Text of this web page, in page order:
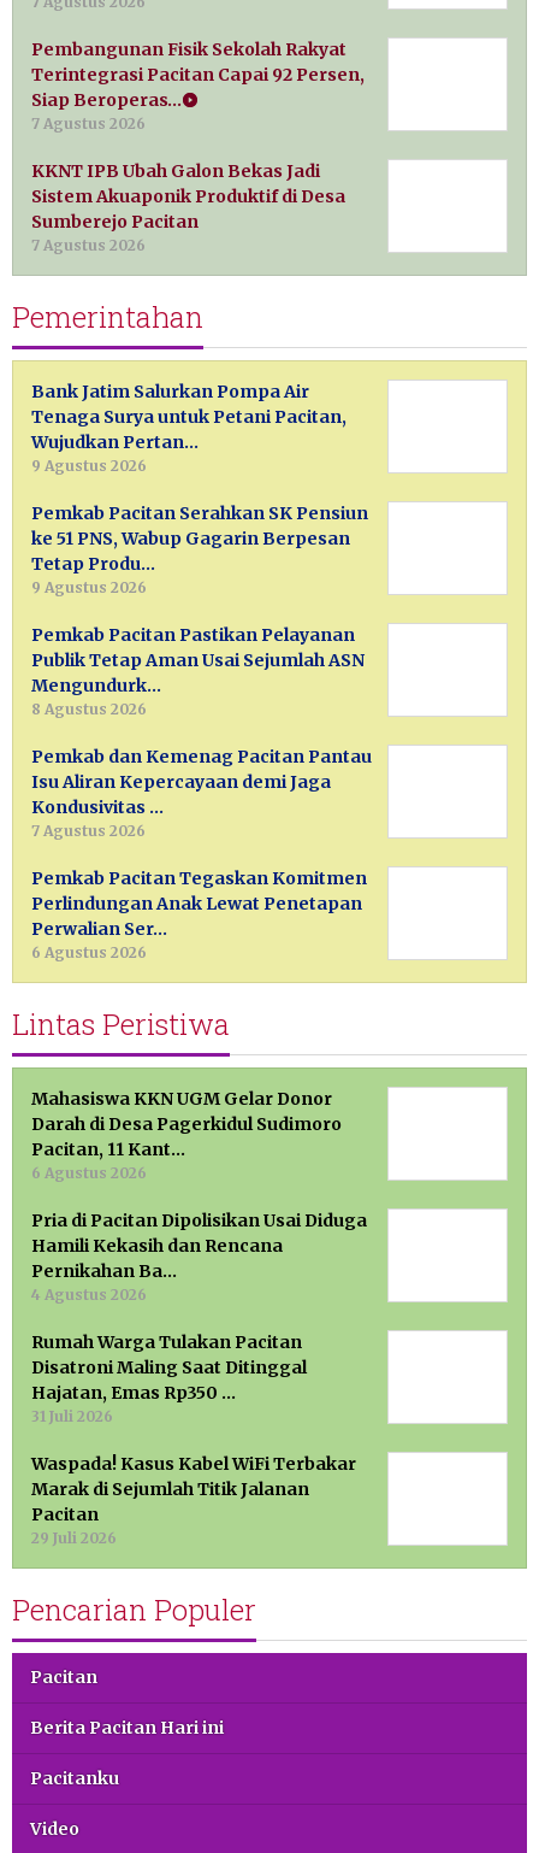
Pembangunan Fisik Sekolah Rakyat
Terintegrasi Pacitan Capai 92 Persen,
Siap Beroperas…
7 Agustus 2026
KKNT IPB Ubah Galon Bekas Jadi
Sistem Akuaponik Produktif di Desa
Sumberejo Pacitan
7 Agustus 2026
Pemerintahan
Bank Jatim Salurkan Pompa Air
Tenaga Surya untuk Petani Pacitan,
Wujudkan Pertan…
9 Agustus 2026
Pemkab Pacitan Serahkan SK Pensiun
ke 51 PNS, Wabup Gagarin Berpesan
Tetap Produ…
9 Agustus 2026
Pemkab Pacitan Pastikan Pelayanan
Publik Tetap Aman Usai Sejumlah ASN
Mengundurk…
8 Agustus 2026
Pemkab dan Kemenag Pacitan Pantau
Isu Aliran Kepercayaan demi Jaga
Kondusivitas …
7 Agustus 2026
Pemkab Pacitan Tegaskan Komitmen
Perlindungan Anak Lewat Penetapan
Perwalian Ser…
6 Agustus 2026
Lintas Peristiwa
Mahasiswa KKN UGM Gelar Donor
Darah di Desa Pagerkidul Sudimoro
Pacitan, 11 Kant…
6 Agustus 2026
Pria di Pacitan Dipolisikan Usai Diduga
Hamili Kekasih dan Rencana
Pernikahan Ba…
4 Agustus 2026
Rumah Warga Tulakan Pacitan
Disatroni Maling Saat Ditinggal
Hajatan, Emas Rp350 …
31 Juli 2026
Waspada! Kasus Kabel WiFi Terbakar
Marak di Sejumlah Titik Jalanan
Pacitan
29 Juli 2026
Pencarian Populer
Pacitan
Berita Pacitan Hari ini
Pacitanku
Video